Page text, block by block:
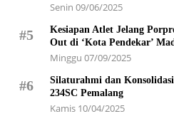
Senin 09/06/2025
#5
Kesiapan Atlet Jelang
Out di ‘Kota Pendekar’
Minggu 07/09/2025
#6
Silaturahmi dan
234SC Pemalang
Kamis 10/04/2025